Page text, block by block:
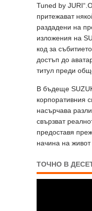
Tuned by
притежават
раздадени на
изложения на
код за
достъп до
титул преди
В бъдеще
корпоративния
насърчава
свързват
предоставя
начина на живот
ТОЧНО В